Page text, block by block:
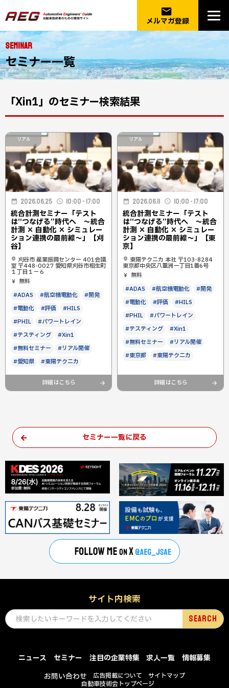
email
メルマガ登録
SEMINAR
セミナー一覧
「Xin1」のセミナー検索結果
リアル
2026.06.25 10:00 - 17:00
統合計測セミナー「テスト
は“つなげる”時代へ ～統合
計測 × 自動化 × シミュレー
ション連携の最前線～」【刈
谷】
刈谷市 産業振興センター 401会議
室 〒448-0027 愛知県刈谷市相生町
１丁目１−６
無料
#ADAS #航空機電動化
#開発
#電動化
#評価
#HILS
#PHIL
#パワートレイン
#テスティング
#Xin1
#無料セミナー
#リアル開催
#愛知県
#東陽テクニカ
詳細はこちら
リアル
2026.06.11 10:00 - 17:00
統合計測セミナー「テスト
は“つなげる”時代へ ～統合
計測 × 自動化 × シミュレー
ション連携の最前線～」【東
京】
東陽テクニカ 本社 〒103-8284
東京都中央区八重洲一丁目1番6号
無料
#ADAS #航空機電動化
#開発
#電動化
#評価
#HILS
#PHIL
#パワートレイン
#テスティング
#Xin1
#無料セミナー
#リアル開催
#東京都
#東陽テクニカ
詳細はこちら
セミナー一覧に戻る
サイト内検索
ニュース セミナー 注目の企業特集 求人一覧
情報募集
お問い合わせ
広告掲載について
サイトマップ
自動車技術会トップページ